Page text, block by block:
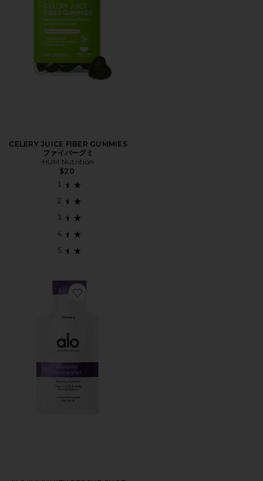
CELERY JUICE FIBER GUMMIES
ファイバーグミ
HUM Nutrition
$20
Favorite ALO IMMUNITY RESCUE SHOT 10 PACK ウェ